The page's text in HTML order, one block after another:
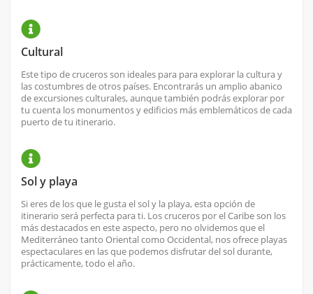
Cultural
Este tipo de cruceros son ideales para para explorar la cultura y
las costumbres de otros países. Encontrarás un amplio abanico
de excursiones culturales, aunque también podrás explorar por
tu cuenta los monumentos y edificios más emblemáticos de cada
puerto de tu itinerario.
Sol y playa
Si eres de los que le gusta el sol y la playa, esta opción de
itinerario será perfecta para ti. Los cruceros por el Caribe son los
más destacados en este aspecto, pero no olvidemos que el
Mediterráneo tanto Oriental como Occidental, nos ofrece playas
espectaculares en las que podemos disfrutar del sol durante,
prácticamente, todo el año.